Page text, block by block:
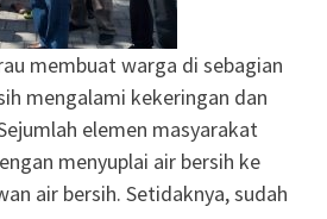
membuat warga di sebagian
mengalami kekeringan dan
elemen masyarakat
menyuplai air bersih ke
air bersih. Setidaknya, sudah